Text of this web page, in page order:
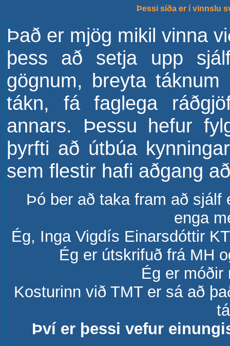
Þessi síða er í vinnslu
Það er mjög mikil vinna
þess að setja upp
gögnum, breyta
tákn, fá faglega
annars. Þessu hefur
þyrfti að útbúa
sem flestir hafi aðgang
Þó ber að taka fram að
enga
Ég, Inga Vigdís Einarsdóttir
Ég er útskrifuð frá MH
Ég er móðir
Kosturinn við TMT er sá að
Því er þessi vefur